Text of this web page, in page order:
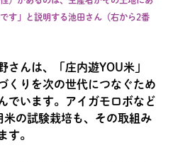
す」と説明する池田さん（右から2番
さんは、「庄内遊YOU米」
くりを次の世代につなぐため
でいます。アイガモロボなど
の試験栽培も、その取組み
す。